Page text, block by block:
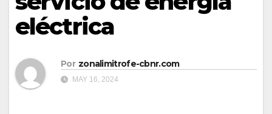
eléctrica
Por zonalimitrofe-cbnr.com
MAY 16, 2024